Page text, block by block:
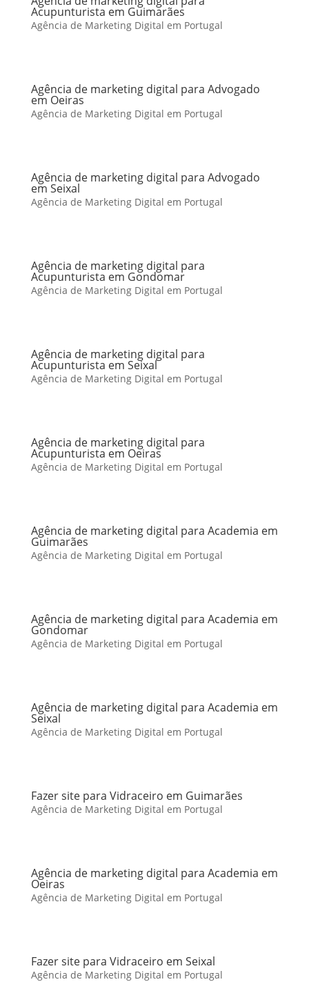
Acupunturista em Guimarães
Agência de Marketing Digital em Portugal
Agência de marketing digital para Advogado
em Oeiras
Agência de Marketing Digital em Portugal
Agência de marketing digital para Advogado
em Seixal
Agência de Marketing Digital em Portugal
Agência de marketing digital para
Acupunturista em Gondomar
Agência de Marketing Digital em Portugal
Agência de marketing digital para
Acupunturista em Seixal
Agência de Marketing Digital em Portugal
Agência de marketing digital para
Acupunturista em Oeiras
Agência de Marketing Digital em Portugal
Agência de marketing digital para Academia em
Guimarães
Agência de Marketing Digital em Portugal
Agência de marketing digital para Academia em
Gondomar
Agência de Marketing Digital em Portugal
Agência de marketing digital para Academia em
Seixal
Agência de Marketing Digital em Portugal
Fazer site para Vidraceiro em Guimarães
Agência de Marketing Digital em Portugal
Agência de marketing digital para Academia em
Oeiras
Agência de Marketing Digital em Portugal
Fazer site para Vidraceiro em Seixal
Agência de Marketing Digital em Portugal